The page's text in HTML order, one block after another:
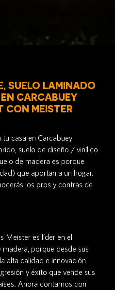
SUELO LAMINADO
CARCABUEY
CON MEISTER
tu casa en Carcabuey
suelo de diseño / vinílico
de madera es porque
que aportan a un hogar.
los pros y contras de
Meister es líder en el
porque desde sus
alta calidad e innovación
y éxito que vende sus
Ahora contamos con